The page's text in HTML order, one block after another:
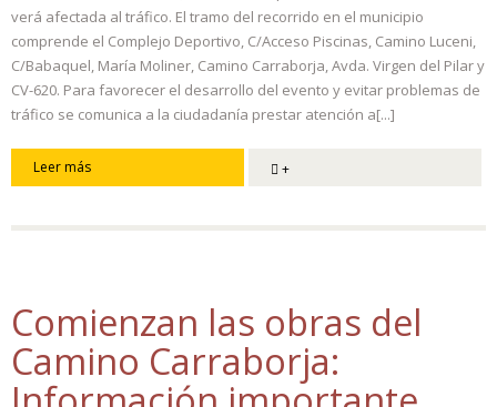
verá afectada al tráfico. El tramo del recorrido en el municipio
comprende el Complejo Deportivo, C/Acceso Piscinas, Camino Luceni,
C/Babaquel, María Moliner, Camino Carraborja, Avda. Virgen del Pilar y
CV-620. Para favorecer el desarrollo del evento y evitar problemas de
tráfico se comunica a la ciudadanía prestar atención a[...]
Leer más +
Comienzan las obras del
Camino Carraborja: